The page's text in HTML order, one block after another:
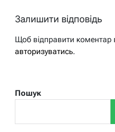
Залишити відповідь
Щоб відправити коментар
авторизуватись.
Пошук